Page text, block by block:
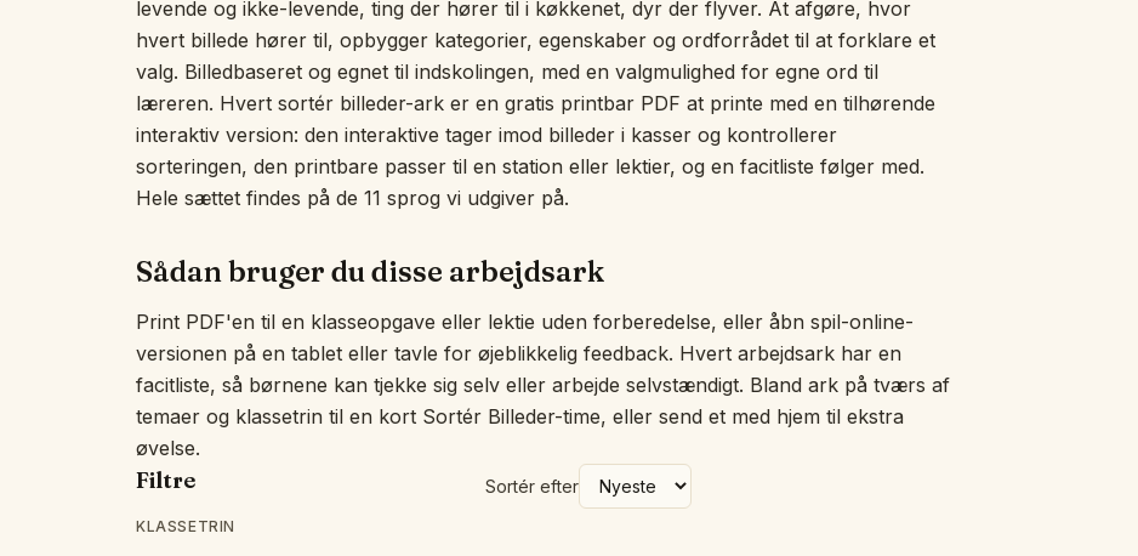
Billedordvæg
Uglen sover
Hvad passer ikke ind?
Historiesnoren
Brøkkøkkenet
Målebænken
Hjerteord
Klap stavelserne
Overslagsglasset
Følelsestjek
Bogstavværkstedet
Den tomme tallinje
Diktatbordet
Sig-det-tavlen
levende og ikke-levende, ting der hører til i køkkenet, dyr der flyver. At afgøre, hvor
hvert billede hører til, opbygger kategorier, egenskaber og ordforrådet til at forklare et
valg. Billedbaseret og egnet til indskolingen, med en valgmulighed for egne ord til
læreren. Hvert sortér billeder-ark er en gratis printbar PDF at printe med en tilhørende
interaktiv version: den interaktive tager imod billeder i kasser og kontrollerer
sorteringen, den printbare passer til en station eller lektier, og en facitliste følger med.
Hele sættet findes på de 11 sprog vi udgiver på.
Sådan bruger du disse arbejdsark
Print PDF'en til en klasseopgave eller lektie uden forberedelse, eller åbn spil-online-
versionen på en tablet eller tavle for øjeblikkelig feedback. Hvert arbejdsark har en
facitliste, så børnene kan tjekke sig selv eller arbejde selvstændigt. Bland ark på tværs af
temaer og klassetrin til en kort Sortér Billeder-time, eller send et med hjem til ekstra
øvelse.
Filtre
KLASSETRIN
Sortér efter